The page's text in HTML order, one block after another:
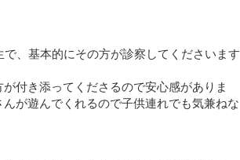
、基本的にその方が診察してくださいます
付き添ってくださるので安心感がありま
が遊んでくれるので子供連れでも気兼ねな